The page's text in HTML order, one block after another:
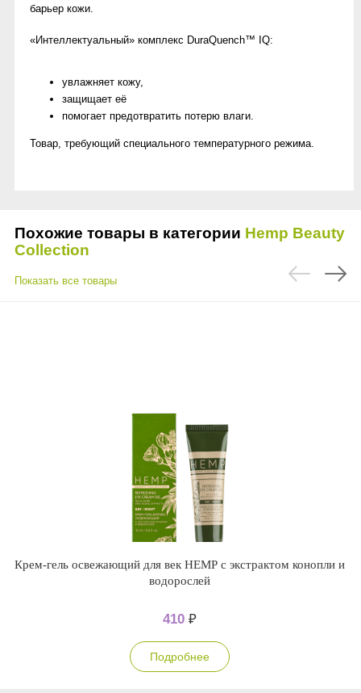
барьер кожи.
«Интеллектуальный» комплекс DuraQuench™ IQ:
увлажняет кожу,
защищает её
помогает предотвратить потерю влаги.
Товар, требующий специального температурного режима.
Похожие товары в категории Hemp Beauty
Collection
Показать все товары
Крем-гель освежающий для век НЕМР с экстрактом конопли и
водорослей
410 ₽
Подробнее